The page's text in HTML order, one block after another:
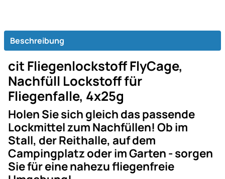
Beschreibung
cit Fliegenlockstoff FlyCage,
Nachfüll Lockstoff für
Fliegenfalle, 4x25g
Holen Sie sich gleich das passende
Lockmittel zum Nachfüllen! Ob im
Stall, der Reithalle, auf dem
Campingplatz oder im Garten - sorgen
Sie für eine nahezu fliegenfreie